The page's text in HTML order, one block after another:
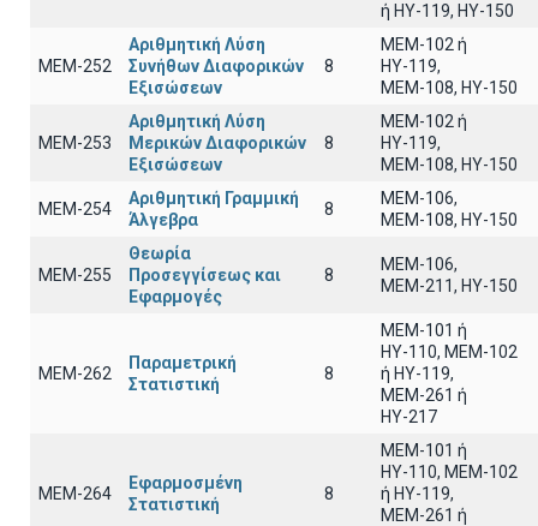
ή ΗΥ-119, ΗΥ-150
ΜΕΜ-252
Αριθμητική Λύση
Συνήθων Διαφορικών
Εξισώσεων
8
MEM-102 ή
ΗΥ-119,
ΜΕΜ-108, ΗΥ-150
ΜΕΜ-253
Αριθμητική Λύση
Μερικών Διαφορικών
Εξισώσεων
8
ΜΕΜ-102 ή
ΗΥ-119,
ΜΕΜ-108, ΗΥ-150
ΜΕΜ-254
Αριθμητική Γραμμική
Άλγεβρα
8
ΜΕΜ-106,
ΜΕΜ-108, ΗΥ-150
ΜΕΜ-255
Θεωρία
Προσεγγίσεως και
Εφαρμογές
8
ΜΕΜ-106,
ΜΕΜ-211, ΗΥ-150
ΜΕΜ-262
Παραμετρική
Στατιστική
8
ΜΕΜ-101 ή
ΗΥ-110, MEM-102
ή ΗΥ-119,
ΜΕΜ-261 ή
ΗΥ-217
ΜΕΜ-264
Εφαρμοσμένη
Στατιστική
8
ΜΕΜ-101 ή
ΗΥ-110, MEM-102
ή ΗΥ-119,
ΜΕΜ-261 ή